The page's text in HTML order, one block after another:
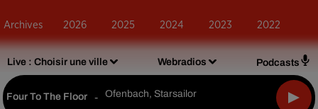
Live : Choisir une ville Webradios Podcasts
Four To The Floor - Ofenbach, Starsailor
Archives 2026 2025 2024 2023 2022